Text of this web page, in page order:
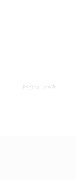
Página 1 de 9